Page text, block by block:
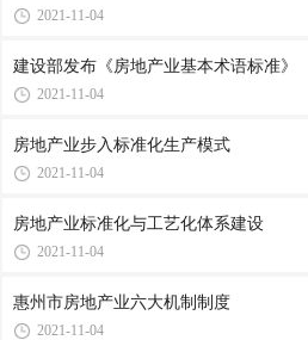
2021-11-04
建设部发布《房地产业基本术语标准》
2021-11-04
房地产业步入标准化生产模式
2021-11-04
房地产业标准化与工艺化体系建设
2021-11-04
惠州市房地产业六大机制制度
2021-11-04